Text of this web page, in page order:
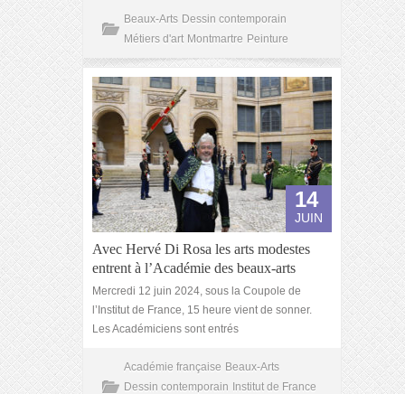
Beaux-Arts Dessin contemporain
Métiers d'art Montmartre Peinture
14
JUIN
Avec Hervé Di Rosa les arts modestes
entrent à l’Académie des beaux-arts
Mercredi 12 juin 2024, sous la Coupole de
l’Institut de France, 15 heure vient de sonner.
Les Académiciens sont entrés
Académie française Beaux-Arts
Dessin contemporain
Institut de France